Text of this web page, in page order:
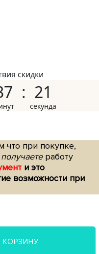
скидки
20
что при покупке,
работу
и это
возможности при
КОРЗИНУ